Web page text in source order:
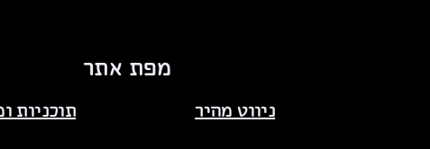
מפת אתר
תוכניות ניווט מהיר